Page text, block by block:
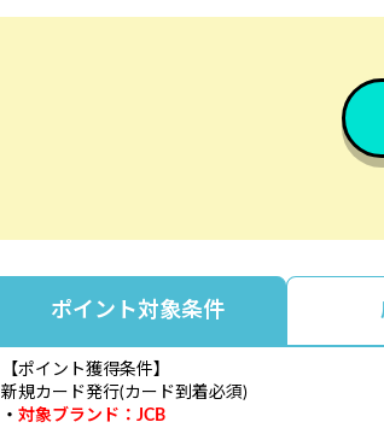
ポイント対象条件
【ポイント獲得条件】
新規カード発行(カード到着必須)
・ 対象ブランド：JCB